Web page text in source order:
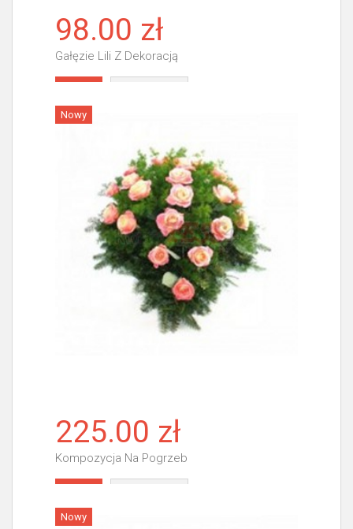
98.00 zł
Gałęzie Lili Z Dekoracją
Nowy
225.00 zł
Kompozycja Na Pogrzeb
Nowy